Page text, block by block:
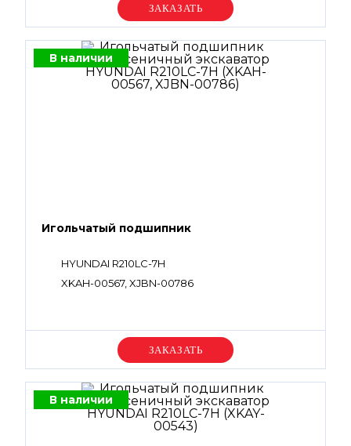
Уточняйте цену
В наличии
Игольчатый подшипник
HYUNDAI R210LC-7H
XKAH-00567, XJBN-00786
Уточняйте цену
В наличии